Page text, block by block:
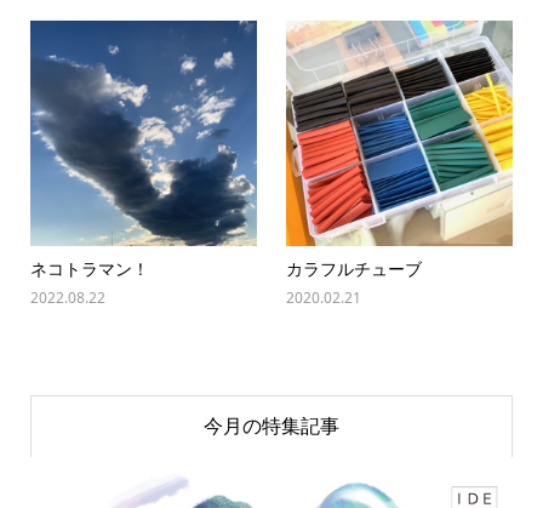
ネコトラマン！
2022.08.22
カラフルチューブ
2020.02.21
今月の特集記事